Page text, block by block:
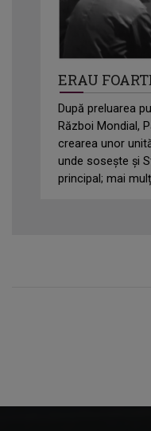
ERAU
După preluarea
Război Mondial,
crearea unor
unde sosește și
principal; mai